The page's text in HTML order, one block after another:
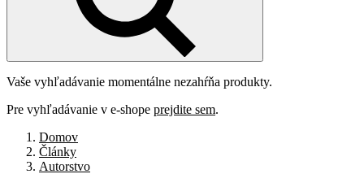
Vaše vyhľadávanie momentálne nezahŕňa produkty.
Pre vyhľadávanie v e-shope prejdite sem.
Domov
Články
Autorstvo